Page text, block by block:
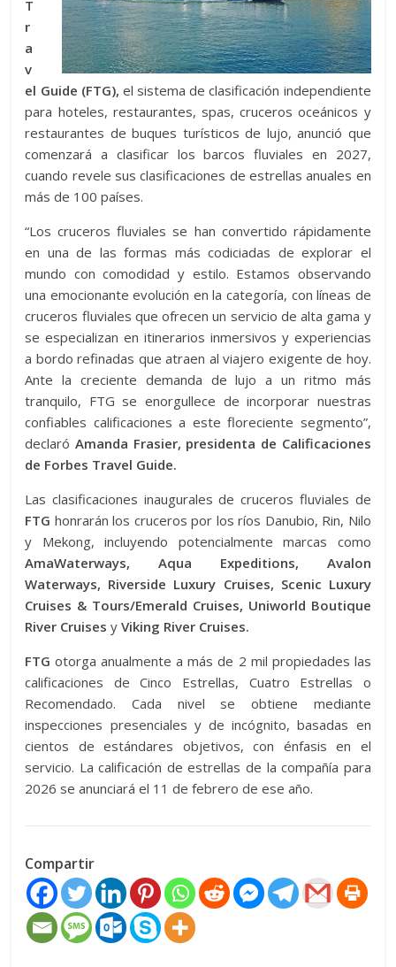
T
r
a
v
el Guide (FTG), el sistema de clasificación independiente
para hoteles, restaurantes, spas, cruceros oceánicos y
restaurantes de buques turísticos de lujo, anunció que
comenzará a clasificar los barcos fluviales en 2027,
cuando revele sus clasificaciones de estrellas anuales en
más de 100 países.
“Los cruceros fluviales se han convertido rápidamente
en una de las formas más codiciadas de explorar el
mundo con comodidad y estilo. Estamos observando
una emocionante evolución en la categoría, con líneas de
cruceros fluviales que ofrecen un servicio de alta gama y
se especializan en itinerarios inmersivos y experiencias
a bordo refinadas que atraen al viajero exigente de hoy.
Ante la creciente demanda de lujo a un ritmo más
tranquilo, FTG se enorgullece de incorporar nuestras
confiables calificaciones a este floreciente segmento”,
declaróAmanda Frasier, presidenta de Calificaciones
de Forbes Travel Guide.
Las clasificaciones inaugurales de cruceros fluviales de
FTG honrarán los cruceros por los ríos Danubio, Rin, Nilo
y Mekong, incluyendo potencialmente marcas como
AmaWaterways, Aqua Expeditions, Avalon
Waterways, Riverside Luxury Cruises, Scenic Luxury
Cruises & Tours/Emerald Cruises, Uniworld Boutique
River Cruises y Viking River Cruises.
FTG otorga anualmente a más de 2 mil propiedades las
calificaciones de Cinco Estrellas, Cuatro Estrellas o
Recomendado. Cada nivel se obtiene mediante
inspecciones presenciales y de incógnito, basadas en
cientos de estándares objetivos, con énfasis en el
servicio. La calificación de estrellas de la compañía para
2026 se anunciará el 11 de febrero de ese año.
Compartir